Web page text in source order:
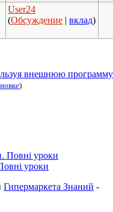
User24
(Обсуждение |вклад)
внешнюю программу
)
Повні уроки
уроки
Гипермаркета Знаний -